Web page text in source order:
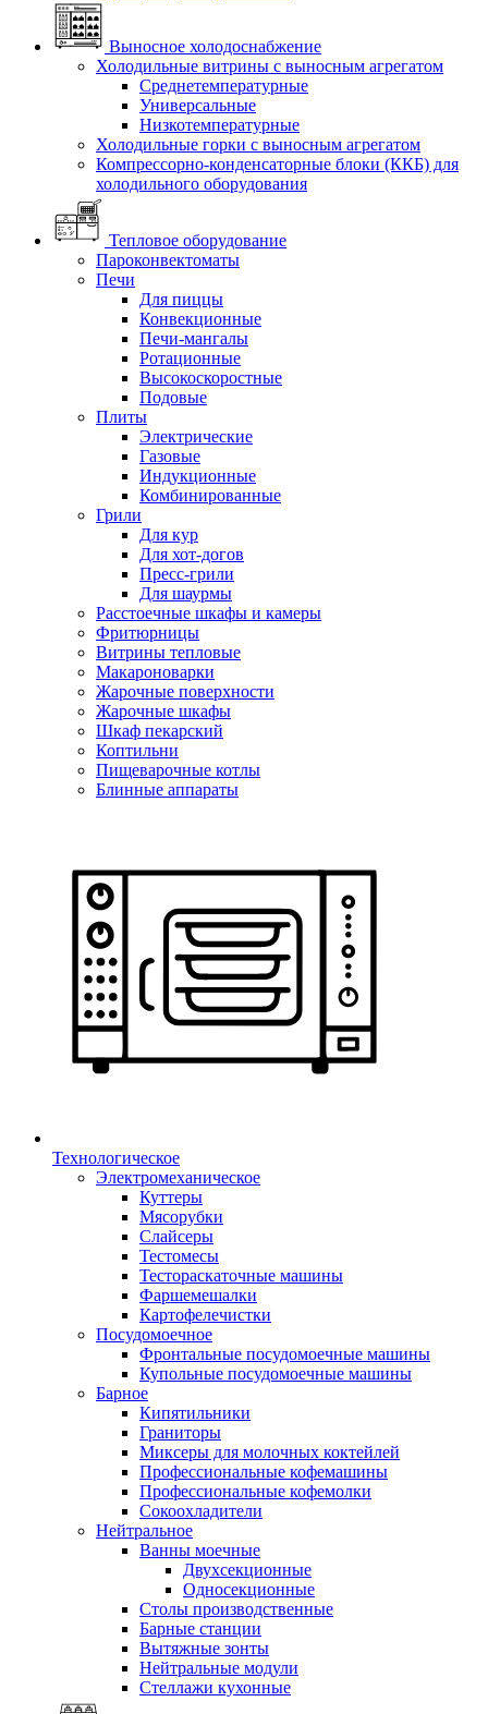
Выносное холодоснабжение
Холодильные витрины с выносным агрегатом
Среднетемпературные
Универсальные
Низкотемпературные
Холодильные горки с выносным агрегатом
Компрессорно-конденсаторные блоки (ККБ) для
холодильного оборудования
Тепловое оборудование
Пароконвектоматы
Печи
Для пиццы
Конвекционные
Печи-мангалы
Ротационные
Высокоскоростные
Подовые
Плиты
Электрические
Газовые
Индукционные
Комбинированные
Грили
Для кур
Для хот-догов
Пресс-грили
Для шаурмы
Расстоечные шкафы и камеры
Фритюрницы
Витрины тепловые
Макароноварки
Жарочные поверхности
Жарочные шкафы
Шкаф пекарский
Коптильни
Пищеварочные котлы
Блинные аппараты
Технологическое
Электромеханическое
Куттеры
Мясорубки
Слайсеры
Тестомесы
Тестораскаточные машины
Фаршемешалки
Картофелечистки
Посудомоечное
Фронтальные посудомоечные машины
Купольные посудомоечные машины
Барное
Кипятильники
Граниторы
Миксеры для молочных коктейлей
Профессиональные кофемашины
Профессиональные кофемолки
Сокоохладители
Нейтральное
Ванны моечные
Двухсекционные
Односекционные
Столы производственные
Барные станции
Вытяжные зонты
Нейтральные модули
Стеллажи кухонные